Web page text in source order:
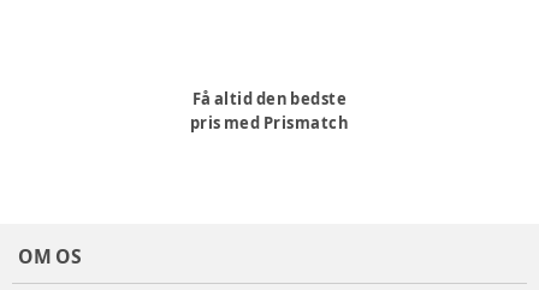
Få altid den bedste
pris med Prismatch
OM OS